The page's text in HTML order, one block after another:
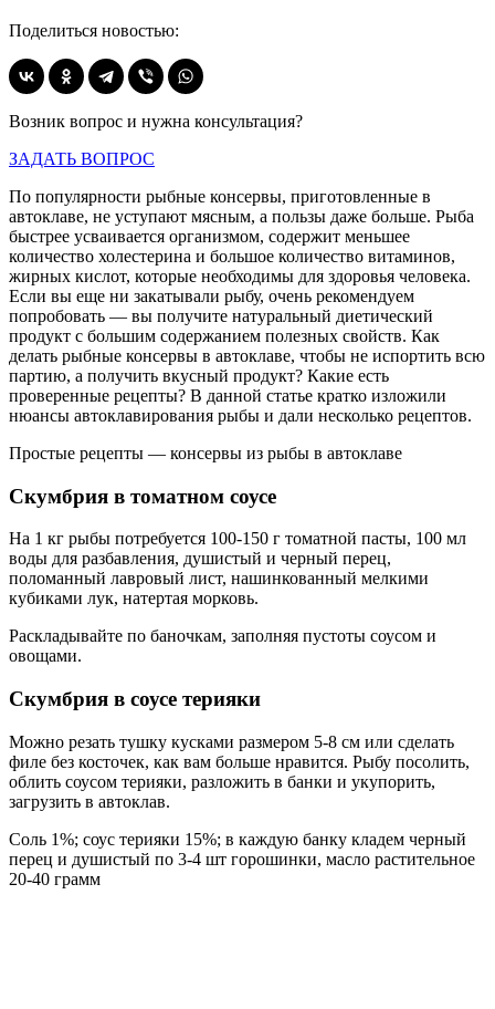
Поделиться новостью:
Возник вопрос и нужна консультация?
ЗАДАТЬ ВОПРОС
По популярности рыбные консервы, приготовленные в
автоклаве, не уступают мясным, а пользы даже больше. Рыба
быстрее усваивается организмом, содержит меньшее
количество холестерина и большое количество витаминов,
жирных кислот, которые необходимы для здоровья человека.
Если вы еще ни закатывали рыбу, очень рекомендуем
попробовать — вы получите натуральный диетический
продукт с большим содержанием полезных свойств. Как
делать рыбные консервы в автоклаве, чтобы не испортить всю
партию, а получить вкусный продукт? Какие есть
проверенные рецепты? В данной статье кратко изложили
нюансы автоклавирования рыбы и дали несколько рецептов.
Простые рецепты — консервы из рыбы в автоклаве
Скумбрия в томатном соусе
На 1 кг рыбы потребуется 100-150 г томатной пасты, 100 мл
воды для разбавления, душистый и черный перец,
поломанный лавровый лист, нашинкованный мелкими
кубиками лук, натертая морковь.
Раскладывайте по баночкам, заполняя пустоты соусом и
овощами.
Скумбрия в соусе терияки
Можно резать тушку кусками размером 5-8 см или сделать
филе без косточек, как вам больше нравится. Рыбу посолить,
облить соусом терияки, разложить в банки и укупорить,
загрузить в автоклав.
Соль 1%; соус терияки 15%; в каждую банку кладем черный
перец и душистый по 3-4 шт горошинки, масло растительное
20-40 грамм